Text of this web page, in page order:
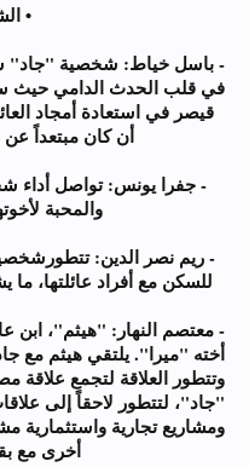
•
- باسل خياط: شخصية "جاد"
في قلب الحدث الدامي حيث
قيصر في استعادة أمجاد
أن كان مبتعداً
- جفرا يونس: تواصل أداء
والمحبة
- ريم نصر الدين:
للسكن مع أفراد عائلتها، ما
- معتصم النهار: "هيثم"، ابن
أخته "ميرا". يلتقي هيثم مع
وتتطور العلاقة لتجمع علاقة
"جاد"، لتتطور لاحقاً إلى
ومشاريع تجارية
أخرى مع